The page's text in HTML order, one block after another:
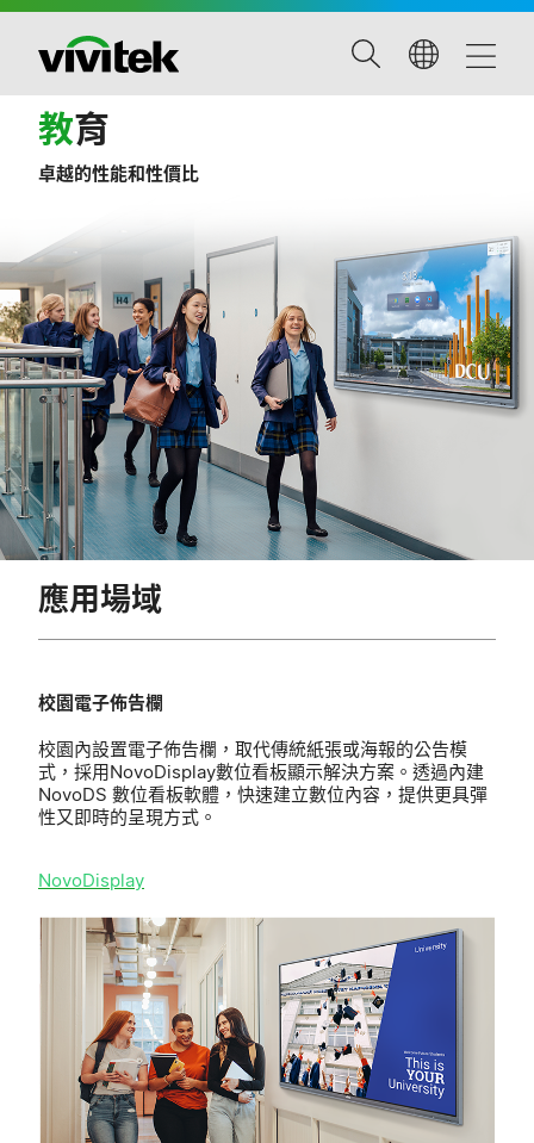
教育
卓越的性能和性價比
應用場域
校園電子佈告欄
校園內設置電子佈告欄，取代傳統紙張或海報的公告模
式，採用NovoDisplay數位看板顯示解決方案。透過內建
NovoDS 數位看板軟體，快速建立數位內容，提供更具彈
性又即時的呈現方式。
NovoDisplay